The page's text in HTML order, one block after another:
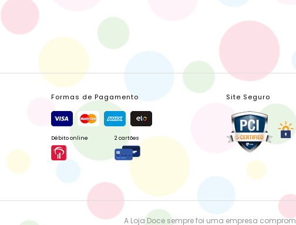
Formas de Pagamento
Débito online 2 cartões
Site Seguro
A Loja Doce sempre foi uma empresa